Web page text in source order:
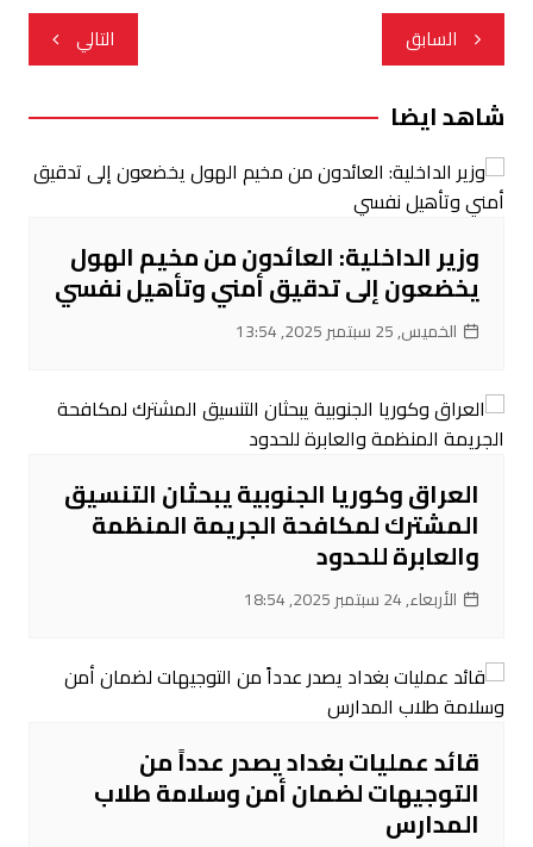
تصفّح
المقالات
السابق التالي
شاهد ايضا
وزير الداخلية: العائدون من مخيم الهول
يخضعون إلى تدقيق أمني وتأهيل نفسي
الخميس, 25 سبتمبر 2025, 13:54
العراق وكوريا الجنوبية يبحثان التنسيق
المشترك لمكافحة الجريمة المنظمة
والعابرة للحدود
الأربعاء, 24 سبتمبر 2025, 18:54
قائد عمليات بغداد يصدر عدداً من
التوجيهات لضمان أمن وسلامة طلاب
المدارس